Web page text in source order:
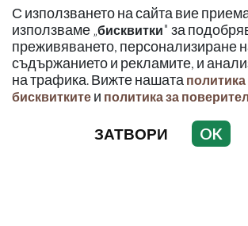
С използването на сайта вие
използваме „бисквитки" за
преживяването, персонализиране
съдържанието и рекламите, и
на трафика. Вижте нашата политика
бисквитките и политика за
ЗАТВОРИ OK